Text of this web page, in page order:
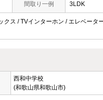
間取り一例 3LDK
ス / TVインターホン / エレベータ
西和中学校
(和歌山県和歌山市)